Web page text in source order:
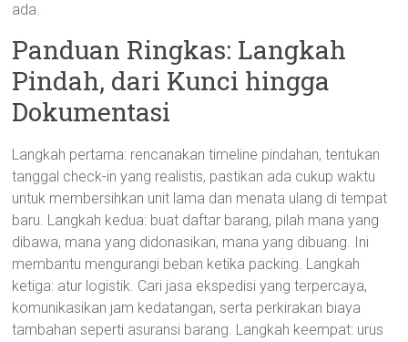
ada.
Panduan Ringkas: Langkah
Pindah, dari Kunci hingga
Dokumentasi
Langkah pertama: rencanakan timeline pindahan, tentukan
tanggal check-in yang realistis, pastikan ada cukup waktu
untuk membersihkan unit lama dan menata ulang di tempat
baru. Langkah kedua: buat daftar barang, pilah mana yang
dibawa, mana yang didonasikan, mana yang dibuang. Ini
membantu mengurangi beban ketika packing. Langkah
ketiga: atur logistik. Cari jasa ekspedisi yang terpercaya,
komunikasikan jam kedatangan, serta perkirakan biaya
tambahan seperti asuransi barang. Langkah keempat: urus